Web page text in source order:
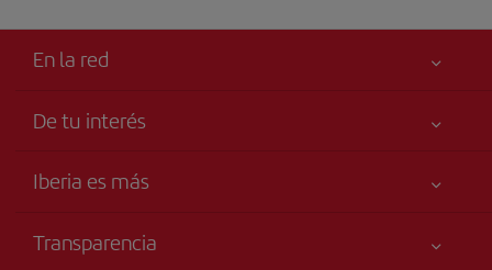
En la red
De tu interés
Tu seguridad es lo primero
Iberia es más
Talento a bordo
Transparencia